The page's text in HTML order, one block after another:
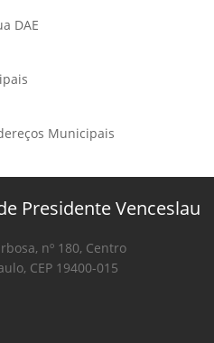
DAE
Municipais
Presidente Venceslau
nº 180, Centro
CEP 19400-015